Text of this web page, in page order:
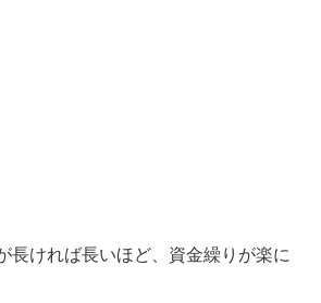
長ければ長いほど、資金繰りが楽に